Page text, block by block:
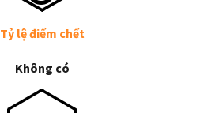
Tỷ lệ điểm chết
Không có